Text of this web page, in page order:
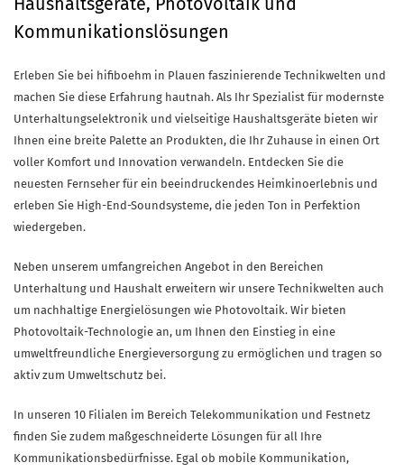
Haushaltsgeräte, Photovoltaik und
Kommunikationslösungen
Erleben Sie bei hifiboehm in Plauen faszinierende Technikwelten und
machen Sie diese Erfahrung hautnah. Als Ihr Spezialist für modernste
Unterhaltungselektronik und vielseitige Haushaltsgeräte bieten wir
Ihnen eine breite Palette an Produkten, die Ihr Zuhause in einen Ort
voller Komfort und Innovation verwandeln. Entdecken Sie die
neuesten Fernseher für ein beeindruckendes Heimkinoerlebnis und
erleben Sie High-End-Soundsysteme, die jeden Ton in Perfektion
wiedergeben.
Neben unserem umfangreichen Angebot in den Bereichen
Unterhaltung und Haushalt erweitern wir unsere Technikwelten auch
um nachhaltige Energielösungen wie Photovoltaik. Wir bieten
Photovoltaik-Technologie an, um Ihnen den Einstieg in eine
umweltfreundliche Energieversorgung zu ermöglichen und tragen so
aktiv zum Umweltschutz bei.
In unseren 10 Filialen im Bereich Telekommunikation und Festnetz
finden Sie zudem maßgeschneiderte Lösungen für all Ihre
Kommunikationsbedürfnisse. Egal ob mobile Kommunikation,